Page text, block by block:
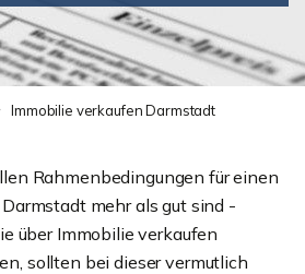
Immobilie verkaufen Darmstadt
Rahmenbedingungen für einen
mehr als gut sind -
über Immobilie verkaufen
sollten bei dieser vermutlich